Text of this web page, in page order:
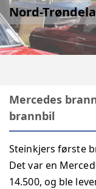
Nord-
Mercedes
brannbil
Steinkjers første
Det var en
14.500, og ble